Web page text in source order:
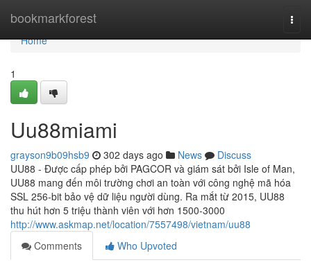
bookmarkforest
Home
Home
1
Uu88miami
grayson9b09hsb9 302 days ago News
Discuss
UU88 - Được cấp phép bởi PAGCOR và giám sát bởi Isle of Man,
UU88 mang đến môi trường chơi an toàn với công nghệ mã hóa
SSL 256-bit bảo vệ dữ liệu người dùng. Ra mắt từ 2015, UU88
thu hút hơn 5 triệu thành viên với hơn 1500-3000
http://www.askmap.net/location/7557498/vietnam/uu88
Comments
Who Upvoted